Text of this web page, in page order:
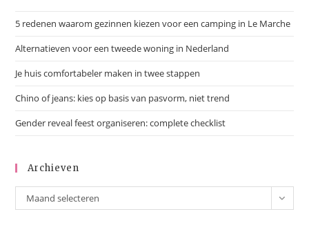
5 redenen waarom gezinnen kiezen voor een camping in Le Marche
Alternatieven voor een tweede woning in Nederland
Je huis comfortabeler maken in twee stappen
Chino of jeans: kies op basis van pasvorm, niet trend
Gender reveal feest organiseren: complete checklist
Archieven
Maand selecteren